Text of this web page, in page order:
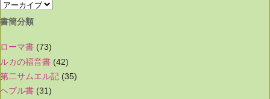
書簡分類
ローマ書 (73)
ルカの福音書 (42)
第二サムエル記 (35)
ヘブル書 (31)